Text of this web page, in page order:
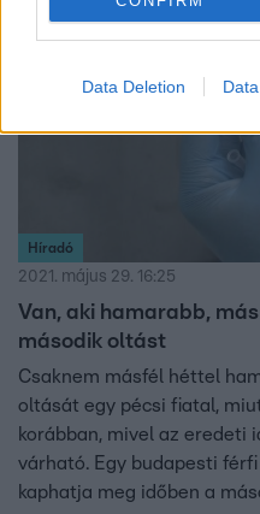
Data Deletion
Híradó
2021. május 29. 16:25
Van, aki hamarabb,
második oltást
Csaknem másfél héttel
oltását egy pécsi fiatal,
korábban, mivel az eredeti
várható. Egy budapesti
kaphatja meg időben a